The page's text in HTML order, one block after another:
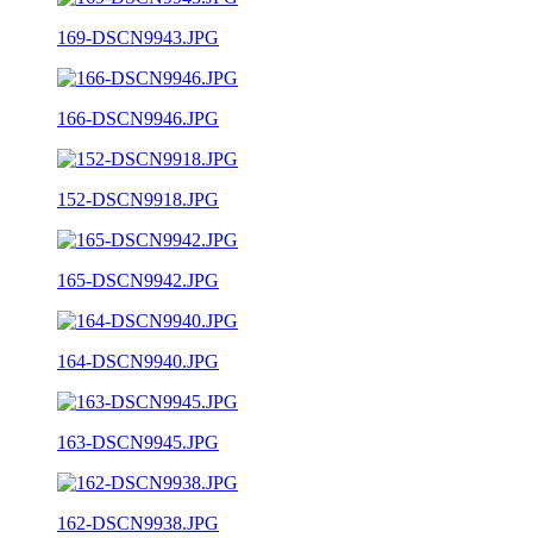
169-DSCN9943.JPG
166-DSCN9946.JPG
152-DSCN9918.JPG
165-DSCN9942.JPG
164-DSCN9940.JPG
163-DSCN9945.JPG
162-DSCN9938.JPG